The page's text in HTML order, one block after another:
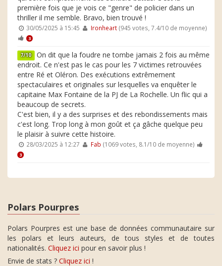
première fois que je vois ce "genre" de policier dans un
thriller il me semble. Bravo, bien trouvé !
30/05/2025 à 15:45 Ironheart(945 votes, 7.4/10 de moyenne)
3
7/10 On dit que la foudre ne tombe jamais 2 fois au même
endroit. Ce n'est pas le cas pour les 7 victimes retrouvées
entre Ré et Oléron. Des exécutions extrêmement
spectaculaires et originales sur lesquelles va enquêter le
capitaine Max Fontaine de la PJ de La Rochelle. Un flic qui a
beaucoup de secrets.
C'est bien, il y a des surprises et des rebondissements mais
c'est long. Trop long à mon goût et ça gâche quelque peu
le plaisir à suivre cette histoire.
28/03/2025 à 12:27 Fab (1069 votes, 8.1/10 de moyenne)
3
Polars Pourpres
Polars Pourpres est une base de données communautaire sur
les polars et leurs auteurs, de tous styles et de toutes
nationalités. Cliquez ici pour en savoir plus !
Envie de stats ? Cliquez ici !